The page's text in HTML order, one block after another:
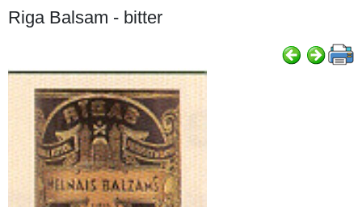
Riga Balsam - bitter